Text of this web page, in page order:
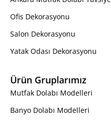
Ofis Dekorasyonu
Salon Dekorasyonu
Yatak Odası Dekorasyonu
Ürün Gruplarımız
Mutfak Dolabı Modelleri
Banyo Dolabı Modelleri